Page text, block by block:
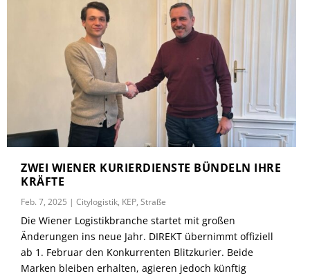
ZWEI WIENER KURIERDIENSTE BÜNDELN IHRE
KRÄFTE
Feb. 7, 2025 |Citylogistik, KEP,Straße
Die Wiener Logistikbranche startet mit großen
Änderungen ins neue Jahr. DIREKT übernimmt offiziell
ab 1. Februar den Konkurrenten Blitzkurier. Beide
Marken bleiben erhalten, agieren jedoch künftig